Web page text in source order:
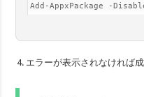
Add-AppxPackage -
エラーが表示されなければ